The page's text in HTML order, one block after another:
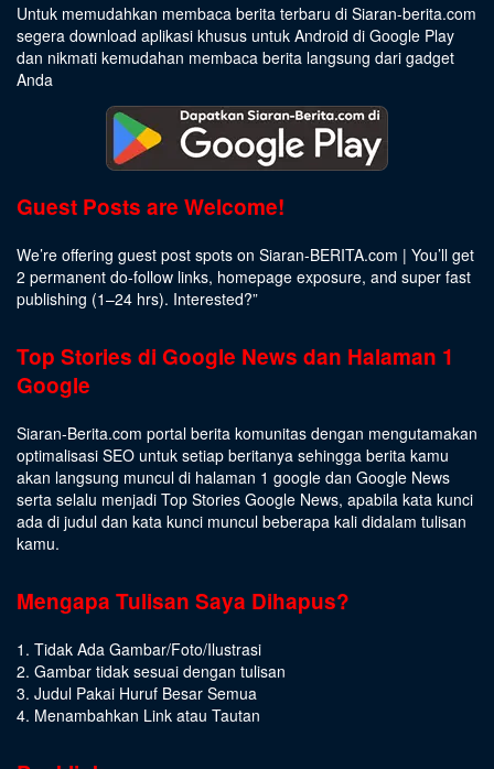
Untuk memudahkan membaca berita terbaru di Siaran-berita.com
segera download aplikasi khusus untuk Android di Google Play
dan nikmati kemudahan membaca berita langsung dari gadget
Anda
Guest Posts are Welcome!
We’re offering guest post spots on Siaran-BERITA.com | You’ll get
2 permanent do-follow links, homepage exposure, and super fast
publishing (1–24 hrs). Interested?”
Top Stories di Google News dan Halaman 1
Google
Siaran-Berita.com portal berita komunitas dengan mengutamakan
optimalisasi SEO untuk setiap beritanya sehingga berita kamu
akan langsung muncul di halaman 1 google dan Google News
serta selalu menjadi Top Stories Google News, apabila kata kunci
ada di judul dan kata kunci muncul beberapa kali didalam tulisan
kamu.
Mengapa Tulisan Saya Dihapus?
1. Tidak Ada Gambar/Foto/Ilustrasi
2. Gambar tidak sesuai dengan tulisan
3. Judul Pakai Huruf Besar Semua
4. Menambahkan Link atau Tautan